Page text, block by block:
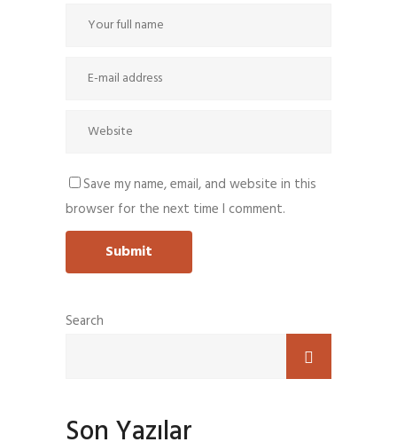
Save my name, email, and website in this
browser for the next time I comment.
Search
Son Yazılar